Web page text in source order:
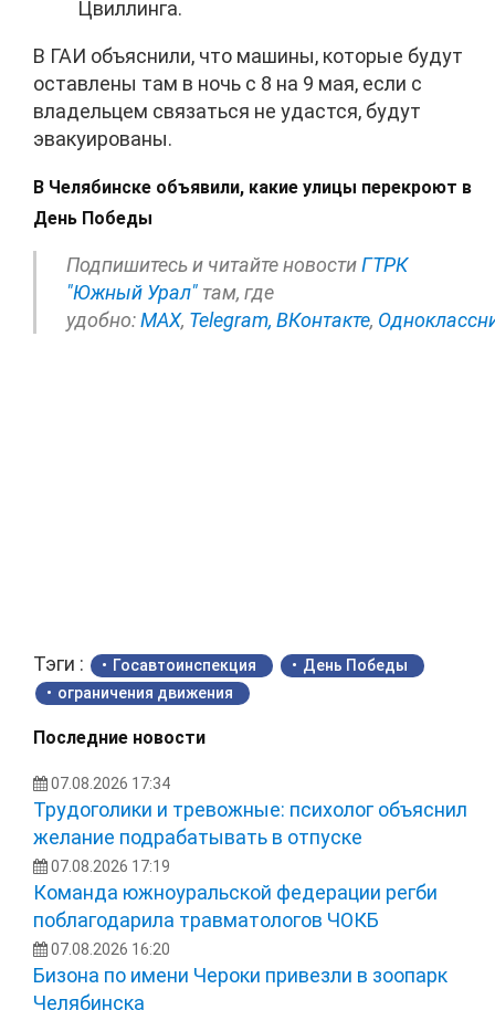
Цвиллинга.
В ГАИ объяснили, что машины, которые будут
оставлены там в ночь с 8 на 9 мая, если с
владельцем связаться не удастся, будут
эвакуированы.
В Челябинске объявили, какие улицы перекроют в
День Победы
Подпишитесь и читайте новостиГТРК
"Южный Урал" там, где
удобно:МАХ, Telegram, ВКонтакте,
Тэги : Госавтоинспекция
День Победы
ограничения движения
Последние новости
07.08.2026 17:34
Трудоголики и тревожные: психолог объяснил
желание подрабатывать в отпуске
07.08.2026 17:19
Команда южноуральской федерации регби
поблагодарила травматологов ЧОКБ
07.08.2026 16:20
Бизона по имени Чероки привезли в зоопарк
Челябинска